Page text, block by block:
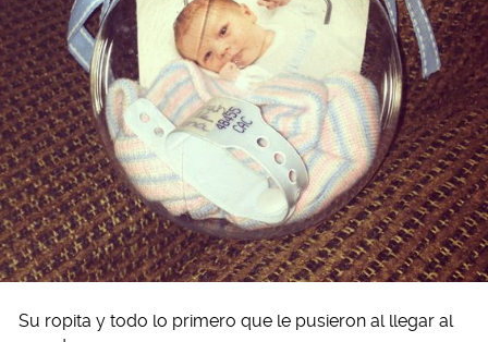
Su ropita y todo lo primero que le pusieron al llegar al